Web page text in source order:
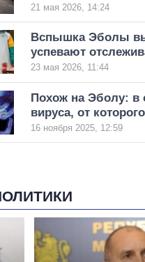
21 мая 2026, 14:24
Вспышка Эболы
успевают
23 мая 2026, 11:44
Похож на Эболу: в
вируса, от
16 ноября 2025, 12:59